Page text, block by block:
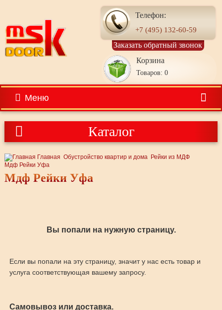
Телефон:
+7 (495) 132-60-59
Заказать обратный звонок
Корзина
Товаров: 0
Меню
Каталог
Главная Обустройство квартир и дома Рейки из МДФ
Мдф Рейки Уфа
Мдф Рейки Уфа
Вы попали на нужную страницу.
Если вы попали на эту страницу, значит у нас есть товар и
услуга соответствующая вашему запросу.
Самовывоз или доставка.